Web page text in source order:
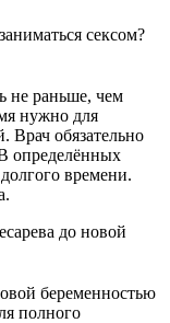
сексом?
не раньше, чем
нужно для
Врач обязательно
определённых
времени.
до новой
беременностью
полного